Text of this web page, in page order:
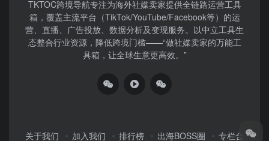
TKTOC跨境导航​专注为海外社媒卖家提供全链路运营工具
箱，覆盖主流平台（TikTok/YouTube/Facebook等）​的运
营、直播、广告投放、数据分析及变现服务。以中立工具生
态整合行业资源，降低跨境门槛——“做社媒卖家的万能工
具箱，让全球生意更高效。”
关于我们 加入我们 排行榜 出海BOSS圈
专栏合